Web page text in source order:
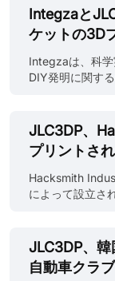
注ぎ、自身のチ
ザインのインス
トーリーを公開
のコラボレーシ
が提供する3Dプ
に組み立てて接
ます。Kellyは
観をより洗練さ
性と独立性を与
ビデオコラボレ
ゴンボール」の
Integzaと
ケットの3D
Integzaは、科学
DIY発明に関す
力学に焦点を
造性に富んでお
い方法で紹介す
やDIY愛好家を
画では、水を燃
酸素に分解する
持っています。
製作方法、3Dプ
生成量を増やす
JLC3DP、
プリントさ
Hacksmith
によって設立さ
ています。熟練
ームを擁し、「
す。このチャン
JLC3DP、
自動車クラ